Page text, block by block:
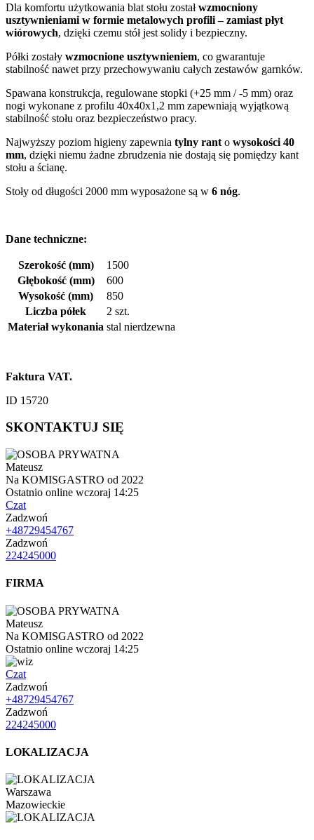
Dla komfortu użytkowania blat stołu zostałwzmocniony
usztywnieniami w formie metalowych profili – zamiast płyt
wiórowych, dzięki czemu stół jest solidy i bezpieczny.
Półki zostały wzmocnione usztywnieniem, co gwarantuje
stabilność nawet przy przechowywaniu całych zestawów garnków.
Spawana konstrukcja, regulowane stopki (+25 mm / -5 mm) oraz
nogi wykonane z profilu 40x40x1,2 mm zapewniają wyjątkową
stabilność stołu oraz bezpieczeństwo pracy.
Najwyższy poziom higieny zapewnia tylny rant o wysokości 40
mm, dzięki niemu żadne zbrudzenia nie dostają się pomiędzy kant
stołu a ścianę.
Stoły od długości 2000 mm wyposażone są w 6 nóg.
Dane techniczne:
Szerokość (mm)
1500
Głębokość (mm)
600
Wysokość (mm)
850
Liczba półek
2 szt.
Materiał wykonania stal nierdzewna
Faktura VAT.
ID 15720
SKONTAKTUJ SIĘ
Mateusz
Na KOMISGASTRO od 2022
Ostatnio online wczoraj 14:25
Czat
Zadzwoń
+48729454767
Zadzwoń
224245000
FIRMA
Mateusz
Na KOMISGASTRO od 2022
Ostatnio online wczoraj 14:25
Czat
Zadzwoń
+48729454767
Zadzwoń
224245000
LOKALIZACJA
Warszawa
Mazowieckie